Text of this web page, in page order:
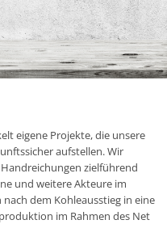
eigene Projekte, die unsere
aufstellen. Wir
zielführend
und weitere Akteure im
dem Kohleausstieg in eine
im Rahmen des Net